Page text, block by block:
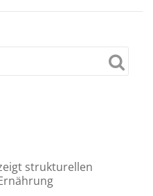
strukturellen